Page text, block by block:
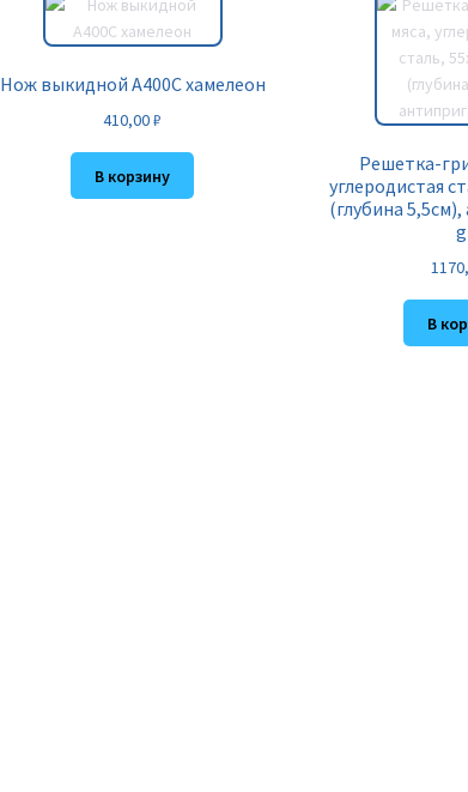
Нож выкидной A400C хамелеон
410,00₽
В корзину
Решетка-
углеродистая
(глубина
В